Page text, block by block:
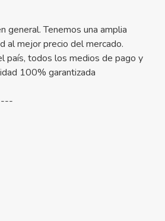
general. Tenemos una amplia
al mejor precio del mercado.
país, todos los medios de pago y
100% garantizada